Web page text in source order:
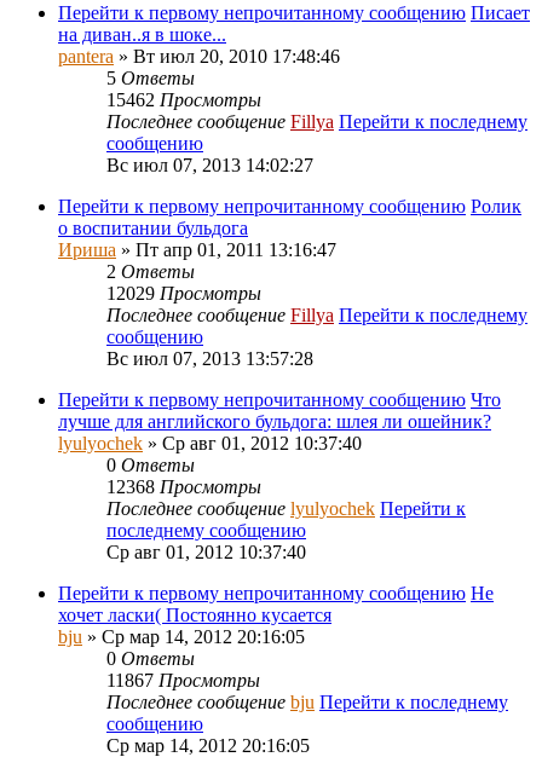
Перейти к первому непрочитанному сообщению Писает
на диван..я в шоке...
pantera » Вт июл 20, 2010 17:48:46
5 Ответы
15462 Просмотры
Последнее сообщение Fillya Перейти к последнему
сообщению
Вс июл 07, 2013 14:02:27
Перейти к первому непрочитанному сообщению Ролик
о воспитании бульдога
Ириша » Пт апр 01, 2011 13:16:47
2 Ответы
12029 Просмотры
Последнее сообщение Fillya Перейти к последнему
сообщению
Вс июл 07, 2013 13:57:28
Перейти к первому непрочитанному сообщению Что
лучше для английского бульдога: шлея ли ошейник?
lyulyochek » Ср авг 01, 2012 10:37:40
0 Ответы
12368 Просмотры
Последнее сообщение lyulyochek Перейти к
последнему сообщению
Ср авг 01, 2012 10:37:40
Перейти к первому непрочитанному сообщению Не
хочет ласки( Постоянно кусается
bju » Ср мар 14, 2012 20:16:05
0 Ответы
11867 Просмотры
Последнее сообщение bju Перейти к последнему
сообщению
Ср мар 14, 2012 20:16:05